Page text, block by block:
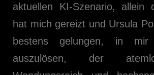
aktuellen KI-Szenario, allein
hat mich gereizt und Ursula
bestens gelungen, in mir
auszulösen, der